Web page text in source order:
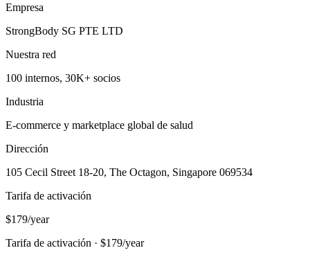
Empresa
StrongBody SG PTE LTD
Nuestra red
100 internos, 30K+ socios
Industria
E-commerce y marketplace global de salud
Dirección
105 Cecil Street 18-20, The Octagon, Singapore 069534
Tarifa de activación
$179/year
Tarifa de activación · $179/year